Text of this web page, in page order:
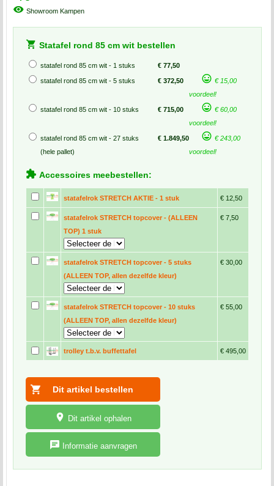
Showroom Kampen
Statafel rond 85 cm wit bestellen
statafel rond 85 cm wit - 1 stuks € 77,50
statafel rond 85 cm wit - 5 stuks € 372,50
€ 15,00
voordeel!
statafel rond 85 cm wit - 10 stuks € 715,00
€ 60,00
voordeel!
statafel rond 85 cm wit - 27 stuks
(hele pallet)
€ 1.849,50
€ 243,00
voordeel!
Accessoires meebestellen:
statafelrok STRETCH AKTIE - 1 stuk € 12,50
statafelrok STRETCH topcover - (ALLEEN
TOP) 1 stuk
€ 7,50
statafelrok STRETCH topcover - 5 stuks
(ALLEEN TOP, allen dezelfde kleur)
€ 30,00
statafelrok STRETCH topcover - 10 stuks
(ALLEEN TOP, allen dezelfde kleur)
€ 55,00
trolley t.b.v. buffettafel € 495,00
Dit artikel ophalen
Informatie aanvragen